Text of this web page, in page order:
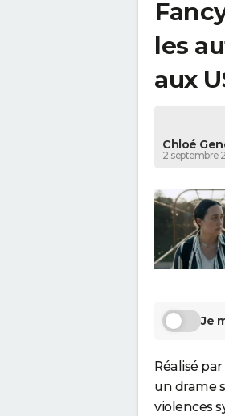
les
aux
Chloé
2 septembre
Je
Réalisé
un drame
violences